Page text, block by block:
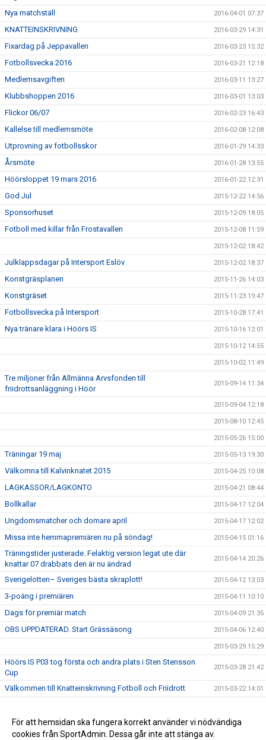
Nya matchställ 2016-04-01 07:37
KNATTEINSKRIVNING 2016-03-29 14:31
Fixardag på Jeppavallen 2016-03-23 15:32
Fotbollsvecka 2016 2016-03-21 12:18
Medlemsavgiften 2016-03-11 13:27
Klubbshoppen 2016 2016-03-01 13:03
Flickor 06/07 2016-02-23 16:43
Kallelse till medlemsmöte 2016-02-08 12:08
Utprovning av fotbollsskor 2016-01-29 14:33
Årsmöte 2016-01-28 13:55
Höörsloppet 19 mars 2016 2016-01-22 12:31
God Jul 2015-12-22 14:56
Sponsorhuset 2015-12-09 18:05
Fotboll med killar från Frostavallen 2015-12-08 11:59
2015-12-02 18:42
Julklappsdagar på Intersport Eslöv 2015-12-02 18:37
Konstgräsplanen 2015-11-26 14:03
Konstgräset 2015-11-23 19:47
Fotbollsvecka på Intersport 2015-10-28 17:41
Nya tränare klara i Höörs IS 2015-10-16 12:01
2015-10-12 14:55
2015-10-02 11:49
Tre miljoner från Allmänna Arvsfonden till
friidrottsanläggning i Höör
2015-09-14 11:34
2015-09-04 12:18
2015-08-10 12:45
2015-05-26 15:00
Träningar 19 maj 2015-05-13 19:30
Välkomna till Kalvinknatet 2015 2015-04-25 10:08
LAGKASSOR/LAGKONTO 2015-04-21 08:44
Bollkallar 2015-04-17 12:04
Ungdomsmatcher och domare april 2015-04-17 12:02
Missa inte hemmapremiären nu på söndag! 2015-04-15 01:16
Träningstider justerade. Felaktig version legat ute där
knattar 07 drabbats den är nu ändrad
2015-04-14 20:26
Sverigelotten– Sveriges bästa skraplott! 2015-04-12 13:03
3-poäng i premiären 2015-04-11 10:10
Dags för premiär match 2015-04-09 21:35
OBS UPPDATERAD. Start Grässäsong 2015-04-06 12:40
2015-03-29 15:29
Höörs IS P03 tog första och andra plats i Sten Stensson
Cup
2015-03-28 21:42
Välkommen till Knatteinskrivning Fotboll och Friidrott 2015-03-22 14:01
DM lottningen avklarad 2015-03-21 08:31
Vinterserien
För att hemsidan ska fungera korrekt använder vi nödvändiga
cookies från SportAdmin. Dessa går inte att stänga av.